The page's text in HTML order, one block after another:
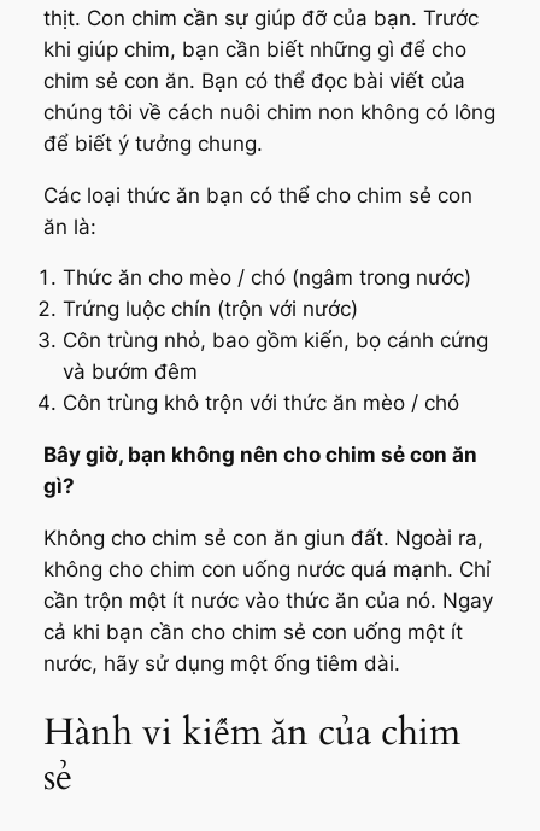
thịt. Con chim cần sự giúp đỡ của bạn. Trước
khi giúp chim, bạn cần biết những gì để cho
chim sẻ con ăn. Bạn có thể đọc bài viết của
chúng tôi về cách nuôi chim non không có lông
để biết ý tưởng chung.
Các loại thức ăn bạn có thể cho chim sẻ con
ăn là:
Thức ăn cho mèo / chó (ngâm trong nước)
Trứng luộc chín (trộn với nước)
Côn trùng nhỏ, bao gồm kiến, bọ cánh cứng
và bướm đêm
Côn trùng khô trộn với thức ăn mèo / chó
Bây giờ, bạn không nên cho chim sẻ con ăn
gì?
Không cho chim sẻ con ăn giun đất. Ngoài ra,
không cho chim con uống nước quá mạnh. Chỉ
cần trộn một ít nước vào thức ăn của nó. Ngay
cả khi bạn cần cho chim sẻ con uống một ít
nước, hãy sử dụng một ống tiêm dài.
Hành vi kiếm ăn của chim
sẻ